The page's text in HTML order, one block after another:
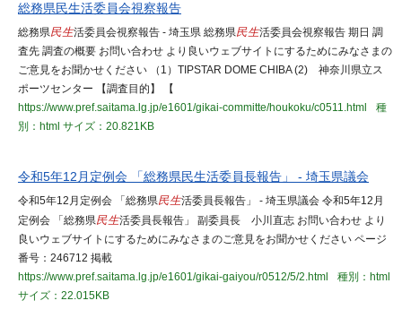
総務県民生活委員会視察報告
総務県民生活委員会視察報告 - 埼玉県 総務県民生活委員会視察報告 期日 調
査先 調査の概要 お問い合わせ より良いウェブサイトにするためにみなさまの
ご意見をお聞かせください （1）TIPSTAR DOME CHIBA (2) 神奈川県立ス
ポーツセンター 【調査目的】 【
https://www.pref.saitama.lg.jp/e1601/gikai-committe/houkoku/c0511.html
種
別：html サイズ：20.821KB
令和5年12月定例会 「総務県民生活委員長報告」 - 埼玉県議会
令和5年12月定例会 「総務県民生活委員長報告」 - 埼玉県議会 令和5年12月
定例会 「総務県民生活委員長報告」 副委員長 小川直志 お問い合わせ より
良いウェブサイトにするためにみなさまのご意見をお聞かせください ページ
番号：246712 掲載
https://www.pref.saitama.lg.jp/e1601/gikai-gaiyou/r0512/5/2.html
種別：html
サイズ：22.015KB